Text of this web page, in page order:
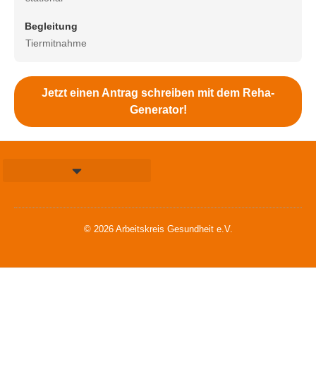
Begleitung
Tiermitnahme
Jetzt einen Antrag schreiben mit dem Reha-
Generator!
© 2026 Arbeitskreis Gesundheit e.V.